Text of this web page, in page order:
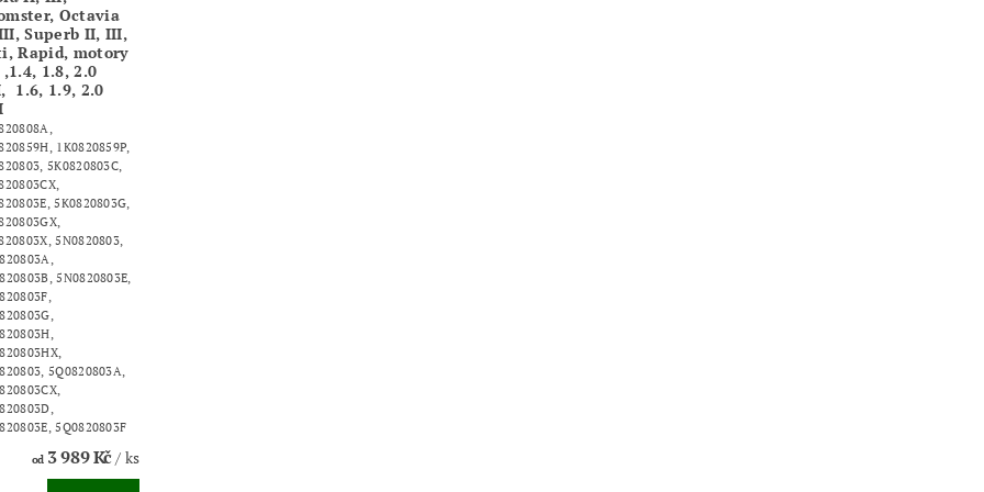
Octavia
Superb II, III,
Rapid, motory
,1.4, 1.8, 2.0
1.6, 1.9, 2.0
1K0820859P,
5K0820803C,
5K0820803G,
5N0820803,
5N0820803E,
5Q0820803A,
5Q0820803F
od3 989 Kč/ ks